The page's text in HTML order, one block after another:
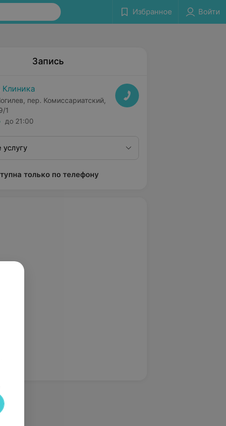
Избранное Войти
Запись
пер. Комиссариатский,
1
до 21:00
только по телефону